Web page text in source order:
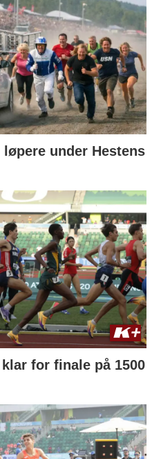
under Hestens
for finale på 1500